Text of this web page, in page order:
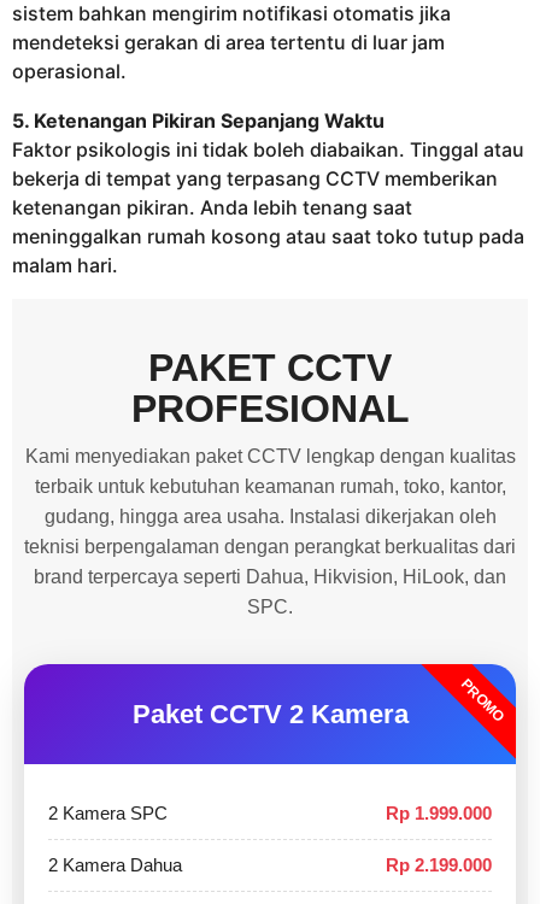
sistem bahkan mengirim notifikasi otomatis jika
mendeteksi gerakan di area tertentu di luar jam
operasional.
5. Ketenangan Pikiran Sepanjang Waktu
Faktor psikologis ini tidak boleh diabaikan. Tinggal atau
bekerja di tempat yang terpasang CCTV memberikan
ketenangan pikiran. Anda lebih tenang saat
meninggalkan rumah kosong atau saat toko tutup pada
malam hari.
PAKET CCTV
PROFESIONAL
Kami menyediakan paket CCTV lengkap dengan kualitas
terbaik untuk kebutuhan keamanan rumah, toko, kantor,
gudang, hingga area usaha. Instalasi dikerjakan oleh
teknisi berpengalaman dengan perangkat berkualitas dari
brand terpercaya seperti Dahua, Hikvision, HiLook, dan
SPC.
PROMO
Paket CCTV 2 Kamera
2 Kamera SPC Rp 1.999.000
2 Kamera Dahua Rp 2.199.000